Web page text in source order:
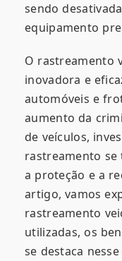
sendo
equipamento
O rastreamento
inovadora e
automóveis e
aumento da
de veículos,
rastreamento
a proteção e a
artigo, vamos
rastreamento
utilizadas, os
se destaca